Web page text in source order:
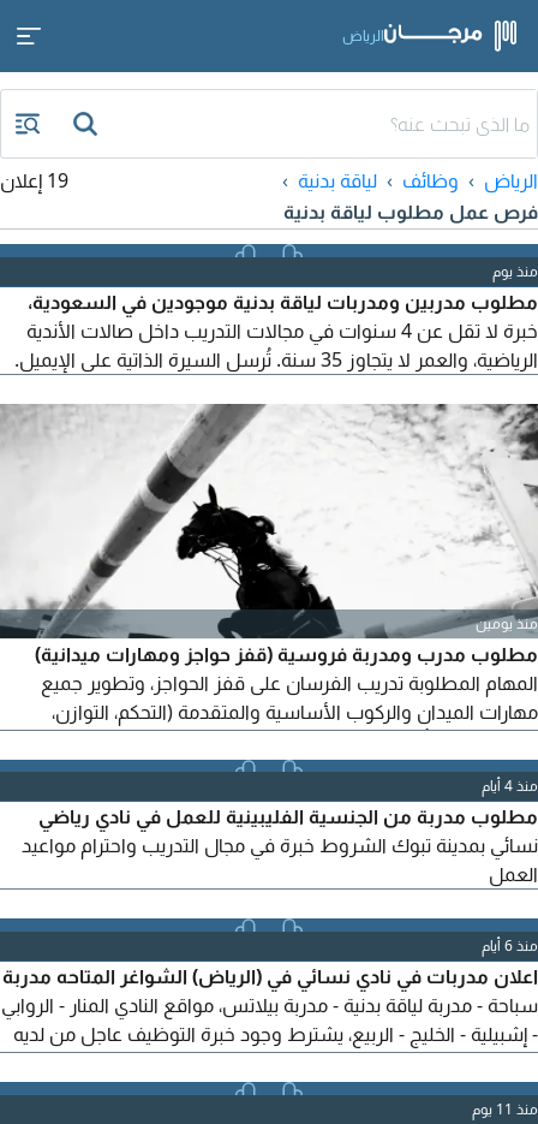
الرياض
الرياض وظائف
لياقة بدنية
فرص عمل مطلوب لياقة بدنية
19 إعلان
منذ يوم
مطلوب مدربين ومدربات لياقة بدنية موجودين في السعودية،
خبرة لا تقل عن 4 سنوات في مجالات التدريب داخل صالات الأندية
الرياضية، والعمر لا يتجاوز 35 سنة. تُرسل السيرة الذاتية على الإيميل.
منذ يومين
مطلوب مدرب ومدربة فروسية (قفز حواجز ومهارات ميدانية)
المهام المطلوبة تدريب الفرسان على قفز الحواجز، وتطوير جميع
مهارات الميدان والركوب الأساسية والمتقدمة (التحكم، التوازن،
والسيطرة) وتأسيس ومتابعة المتدربين من المستوى المبتدئ وحتى
المتقدم
منذ 4 أيام
مطلوب مدربة من الجنسية الفليبينية للعمل في نادي رياضي
نسائي بمدينة تبوك الشروط خبرة في مجال التدريب واحترام مواعيد
العمل
منذ 6 أيام
اعلان مدربات في نادي نسائي في (الرياض) الشواغر المتاحه مدربة
سباحة - مدربة لياقة بدنية - مدربة بيلاتس، مواقع النادي المنار - الروابي
- إشبيلية - الخليج - الربيع، يشترط وجود خبرة التوظيف عاجل من لديه
منذ 11 يوم